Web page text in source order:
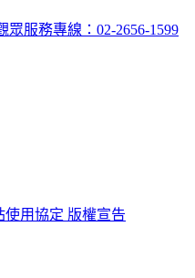
眾服務專線：02-2656-1599
使用協定 版權宣告